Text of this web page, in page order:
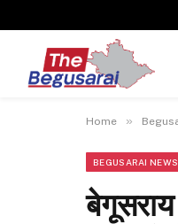
Home »
BEGUSARAI NEWS